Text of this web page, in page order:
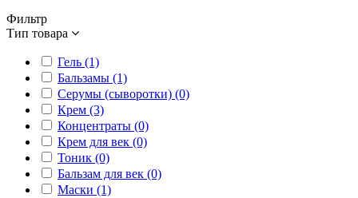
Фильтр
Тип товара
Гель (1)
Бальзамы (1)
Серумы (сыворотки) (0)
Крем (3)
Концентраты (0)
Крем для век (0)
Тоник (0)
Бальзам для век (0)
Маски (1)